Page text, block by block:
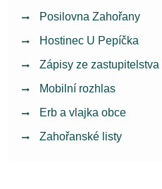
Posilovna Zahořany
Hostinec U Pepíčka
Zápisy ze zastupitelstva
Mobilní rozhlas
Erb a vlajka obce
Zahořanské listy